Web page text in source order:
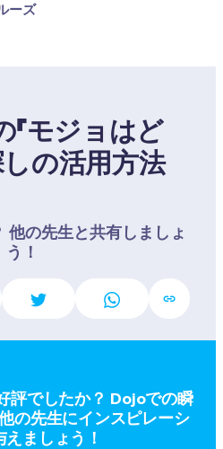
ーズ
「モジョはど
しの活用方法
他の先生と共有しましょ
う！
評でしたか？ Dojoでの瞬
の先生にインスピレーシ
えましょう！